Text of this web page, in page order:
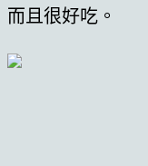
而且很好吃。